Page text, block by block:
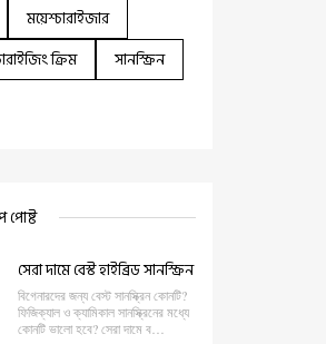
ময়েশ্চারাইজার
ক্রিম
সানস্ক্রিন
পোষ্ট
সেরা দামে বেস্ট হাইব্রিড সানস্ক্রিন
বিগেনারদের জন্য বেস্ট সানস্ক্রিন কোনটি?
ফিজিক্যাল ও ক্যামিকাল সানস্ক্রিনের মধ্যে
কোনটি ভালো হবে? সেরা দামে ব…